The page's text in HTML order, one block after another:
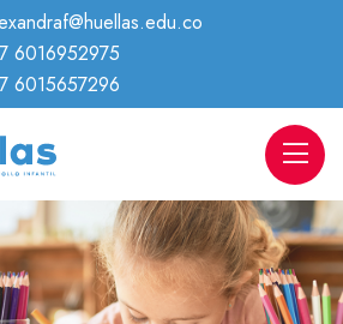
6016952975
6015657296